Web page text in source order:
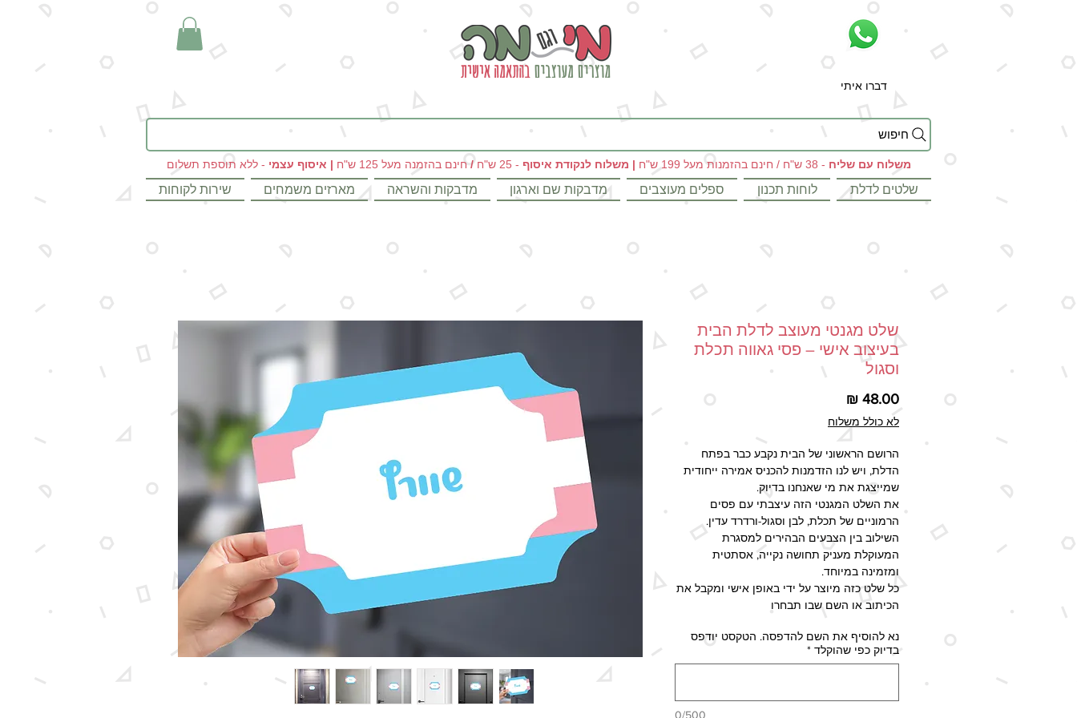
דברו איתי
חיפוש
משלוח עם שליח - 38 ש"ח / חינם בהזמנות מעל 199 ש"ח | משלוח לנקודת איסוף - 25 ש"ח / חינם בהזמנה מעל 125 ש"ח | איסוף עצמי - ללא תוספת תשלום
שלטים לדלת לוחות תכנון ספלים מעוצבים מדבקות שם וארגון מדבקות והשראה מארזים משמחים שירות לקוחות
שלט מגנטי מעוצב לדלת הבית
בעיצוב אישי – פסי גאווה תכלת
וסגול
לא כולל משלוח
הרושם הראשוני של הבית נקבע כבר בפתח
הדלת, ויש לנו הזדמנות להכניס אמירה ייחודית
שמייצגת את מי שאנחנו בדיוק.
את השלט המגנטי הזה עיצבתי עם פסים
הרמוניים של תכלת, לבן וסגול-ורדרד עדין.
השילוב בין הצבעים הבהירים למסגרת
המעוקלת מעניק תחושה נקייה, אסתטית
ומזמינה במיוחד.
כל שלט כזה מיוצר על ידי באופן אישי ומקבל את
הכיתוב או השם שבו תבחרו
מפרט טכני:
ייצור מקומי:מיוצר בעבודת יד בסטודיו שלי.
נא להוסיף את השם להדפסה. הטקסט יודפס
בדיוק כפי שהוקלד *
0/500